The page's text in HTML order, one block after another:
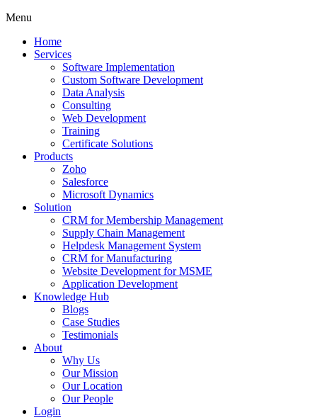
Menu
Home
Services
Software Implementation
Custom Software Development
Data Analysis
Consulting
Web Development
Training
Certificate Solutions
Products
Zoho
Salesforce
Microsoft Dynamics
Solution
CRM for Membership Management
Supply Chain Management
Helpdesk Management System
CRM for Manufacturing
Website Development for MSME
Application Development
Knowledge Hub
Blogs
Case Studies
Testimonials
About
Why Us
Our Mission
Our Location
Our People
Login